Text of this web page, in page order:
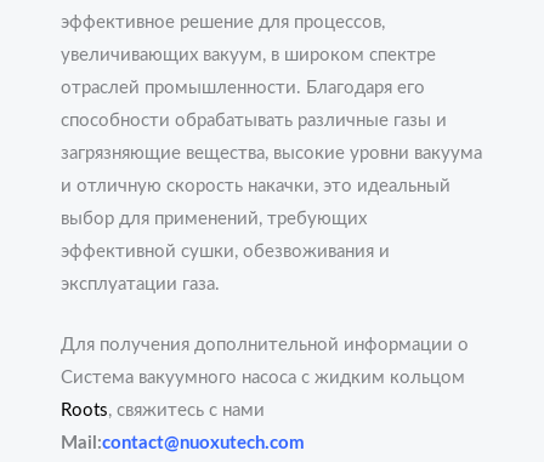
эффективное решение для процессов,
увеличивающих вакуум, в широком спектре
отраслей промышленности. Благодаря его
способности обрабатывать различные газы и
загрязняющие вещества, высокие уровни вакуума
и отличную скорость накачки, это идеальный
выбор для применений, требующих
эффективной сушки, обезвоживания и
эксплуатации газа.
Для получения дополнительной информации о
Система вакуумного насоса с жидким кольцом
Roots, свяжитесь с нами
Mail:contact@nuoxutech.com